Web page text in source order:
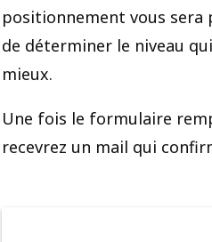
positionnement vous sera
de déterminer le niveau
mieux.
Une fois le formulaire
recevrez un mail qui